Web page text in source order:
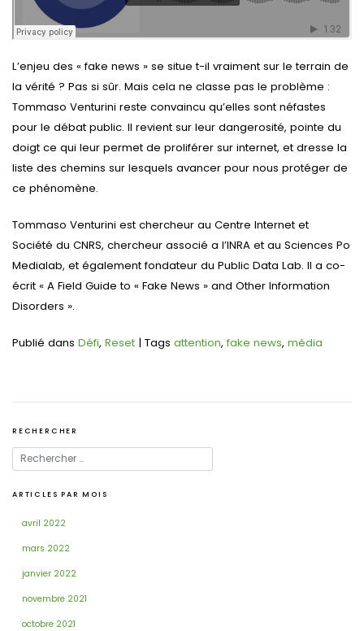
L’enjeu des « fake news » se situe t-il vraiment sur le terrain de
la vérité ? Pas si sûr. Mais cela ne classe pas le problème :
Tommaso Venturini reste convaincu qu’elles sont néfastes
pour le débat public. Il revient sur leur dangerosité, pointe du
doigt ce qui leur permet de proliférer sur internet, et dresse la
liste des chemins sur lesquels avancer pour nous protéger de
ce phénomène.
Tommaso Venturini est chercheur au Centre Internet et
Société du CNRS, chercheur associé a l’INRA et au Sciences Po
Medialab, et également fondateur du Public Data Lab. Il a co-
écrit « A Field Guide to « Fake News » and Other Information
Disorders ».
Publié dans Défi, Reset | Tags attention,fake news, média
RECHERCHER
ARTICLES PAR MOIS
avril 2022
mars 2022
janvier 2022
novembre 2021
octobre 2021